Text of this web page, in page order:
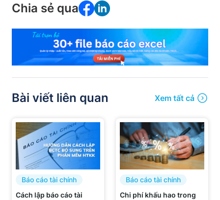
Chia sẻ qua
Bài viết liên quan Xem tất cả
Báo cáo tài chính
Cách lập báo cáo tài
Báo cáo tài chính
Chi phí khấu hao trong